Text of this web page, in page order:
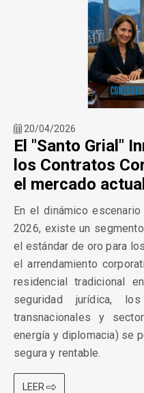
20/04/2026
El "Santo Grial"
los Contratos
el mercado actual
En el dinámico
2026, existe un
el estándar de oro para
el arrendamiento
residencial tradicional
seguridad jurídica,
transnacionales y
energía y diplomacia) se
segura y rentable.
LEER